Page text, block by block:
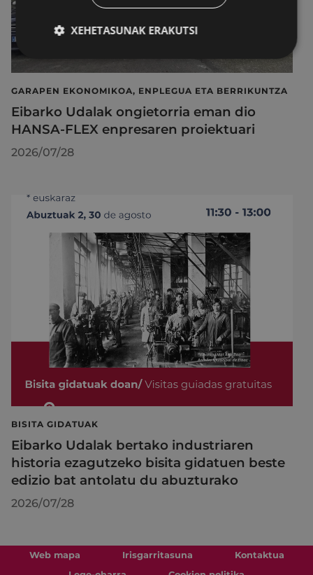
GARAPEN EKONOMIKOA, ENPLEGUA ETA BERRIKUNTZA
Eibarko Udalak ongietorria eman dio
HANSA-FLEX enpresaren proiektuari
2026/07/28
BISITA GIDATUAK
Eibarko Udalak bertako industriaren
historia ezagutzeko bisita gidatuen beste
edizio bat antolatu du abuzturako
2026/07/28
Web mapa Irisgarritasuna
Kontaktua
XEHETASUNAK ERAKUTSI